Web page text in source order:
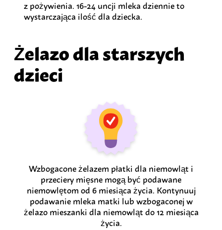
z pożywienia. 16-24 uncji mleka dziennie to
wystarczająca ilość dla dziecka.
Żelazo dla starszych
dzieci
Wzbogacone żelazem płatki dla niemowląt i
przeciery mięsne mogą być podawane
niemowlętom od 6 miesiąca życia. Kontynuuj
podawanie mleka matki lub wzbogaconej w
żelazo mieszanki dla niemowląt do 12 miesiąca
życia.